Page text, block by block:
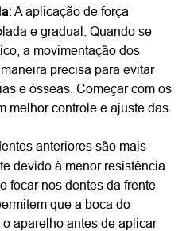
: A aplicação de força
e gradual. Quando se
a movimentação dos
precisa para evitar
e ósseas. Começar com os
melhor controle e ajuste das
anteriores são mais
devido à menor resistência
focar nos dentes da frente
que a boca do
aparelho antes de aplicar